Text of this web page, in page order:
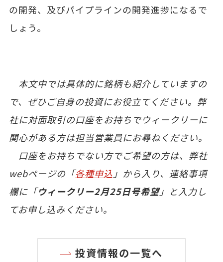
の開発、及びパイプラインの開発進捗になるで
しょう。
本文中では具体的に銘柄も紹介していますの
で、ぜひご自身の投資にお役立てください。弊
社に対面取引の口座をお持ちでウィークリーに
関心がある方は担当営業員にお尋ねください。
口座をお持ちでない方でご希望の方は、弊社
webページの「各種申込 」から入り、連絡事項
欄に「ウィークリー2月25日号希望」と入力し
てお申し込みください。
投資情報の一覧へ